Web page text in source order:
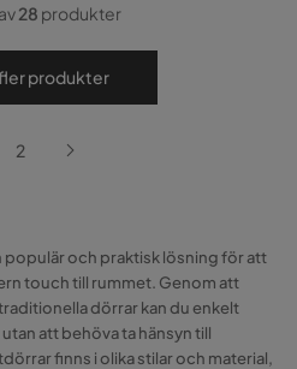
av28 produkter
produkter
2
och praktisk lösning för att
touch till rummet. Genom att
dörrar kan du enkelt
att behöva ta hänsyn till
finns i olika stilar och material,